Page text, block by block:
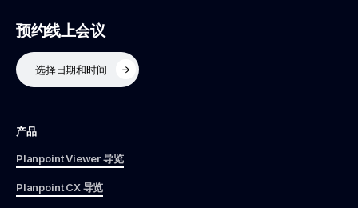
预约线上会议
选择日期和时间
产品
Planpoint Viewer 导览
Planpoint CX 导览